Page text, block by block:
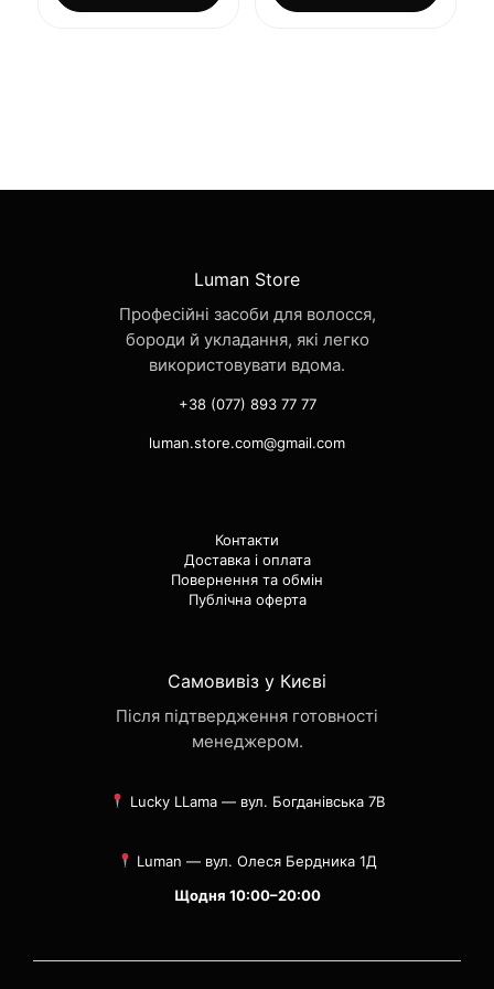
Luman Store
Професійні засоби для волосся,
бороди й укладання, які легко
використовувати вдома.
+38 (077) 893 77 77
luman.store.com@gmail.com
Контакти
Доставка і оплата
Повернення та обмін
Публічна оферта
Самовивіз у Києві
Після підтвердження готовності
менеджером.
Lucky LLama — вул. Богданівська 7В
Luman — вул. Олеся Бердника 1Д
Щодня 10:00–20:00